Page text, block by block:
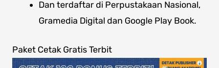
Dan terdaftar di Perpustakaan Nasional,
Gramedia Digital dan Google Play Book.
Paket Cetak Gratis Terbit